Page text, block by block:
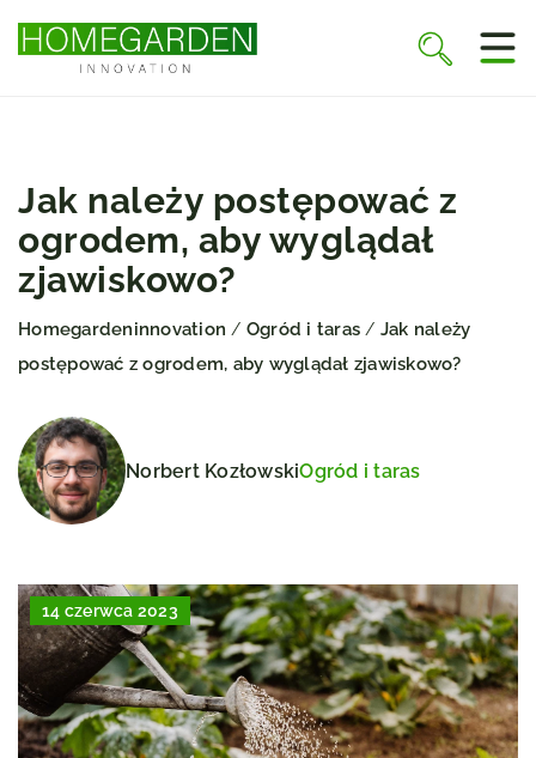
Jak należy postępować z
ogrodem, aby wyglądał
zjawiskowo?
Homegardeninnovation / Ogród i taras / Jak należy
postępować z ogrodem, aby wyglądał zjawiskowo?
Norbert KozłowskiOgród i taras
14 czerwca 2023